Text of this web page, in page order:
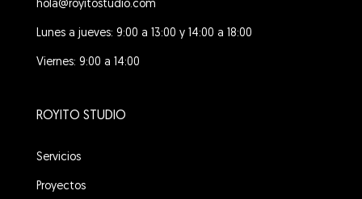
hola@royitostudio.com
Lunes a jueves: 9:00 a 13:00 y 14:00 a 18:00
Viernes: 9:00 a 14:00
ROYITO STUDIO
Servicios
Proyectos